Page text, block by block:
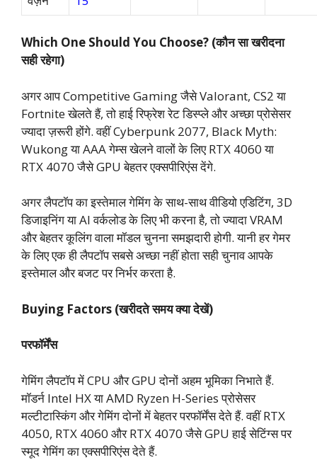
Which One Should You Choose? (कौन सा खरीदना
सही रहेगा)
अगर आप Competitive Gaming जैसे Valorant, CS2 या
Fortnite खेलते हैं, तो हाई रिफ्रेश रेट डिस्प्ले और अच्छा प्रोसेसर
ज्यादा ज़रूरी होंगे. वहीं Cyberpunk 2077, Black Myth:
Wukong या AAA गेम्स खेलने वालों के लिए RTX 4060 या
RTX 4070 जैसे GPU बेहतर एक्सपीरिएंस देंगे.
अगर लैपटॉप का इस्तेमाल गेमिंग के साथ-साथ वीडियो एडिटिंग, 3D
डिजाइनिंग या AI वर्कलोड के लिए भी करना है, तो ज्यादा VRAM
और बेहतर कूलिंग वाला मॉडल चुनना समझदारी होगी. यानी हर गेमर
के लिए एक ही लैपटॉप सबसे अच्छा नहीं होता सही चुनाव आपके
इस्तेमाल और बजट पर निर्भर करता है.
Buying Factors (खरीदते समय क्या देखें)
परफॉर्मेंस
गेमिंग लैपटॉप में CPU और GPU दोनों अहम भूमिका निभाते हैं.
मॉडर्न Intel HX या AMD Ryzen H-Series प्रोसेसर
मल्टीटास्किंग और गेमिंग दोनों में बेहतर परफॉर्मेंस देते हैं. वहीं RTX
4050, RTX 4060 और RTX 4070 जैसे GPU हाई सेटिंग्स पर
स्मूद गेमिंग का एक्सपीरिएंस देते हैं.